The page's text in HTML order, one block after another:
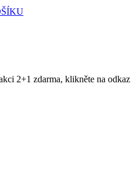
2+1 zdarma, klikněte na odkaz